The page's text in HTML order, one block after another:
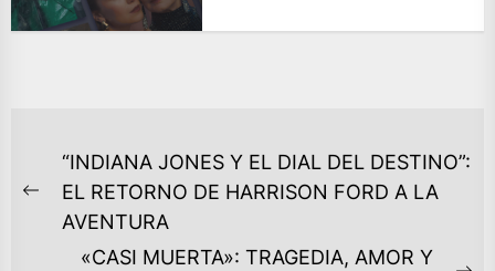
NAVEGACIÓN
DE
ENTRADAS
Previous
post:
“INDIANA JONES Y EL DIAL DEL DESTINO”:
EL RETORNO DE HARRISON FORD A LA
AVENTURA
«CASI MUERTA»: TRAGEDIA, AMOR Y